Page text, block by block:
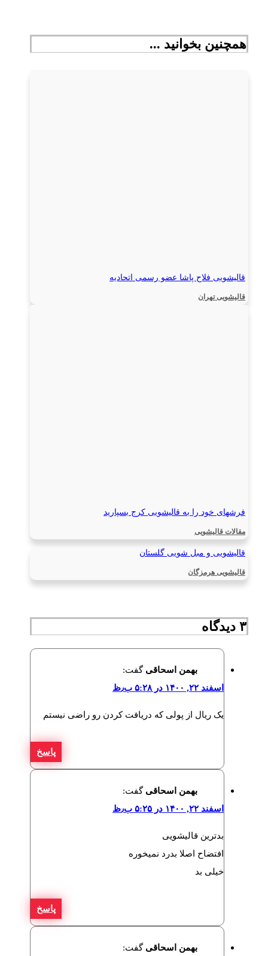
همچنین بخوانید ...
قالیشویی فلاح پاشا عضو رسمی اتحادیه
قالیشویی تهران
فرشهای خود را به قالیشویی کرج بسپارید
مقالات قالیشویی
قالیشویی و مبل شویی گلستان
قالیشویی هرمزگان
۳ دیدگاه‌
بهمن اسحاقی گفت:
اسفند ۲۲, ۱۴۰۰ در ۵:۲۸ ب٫ظ
یک ریال از پولی که دریافت کردن رو راضی نیستم
پاسخ
بهمن اسحاقی گفت:
اسفند ۲۲, ۱۴۰۰ در ۵:۲۵ ب٫ظ
بدترین قالیشویی
افتضاح اصلا بدرد نمیخوره
خیلی بد
پاسخ
بهمن اسحاقی گفت: